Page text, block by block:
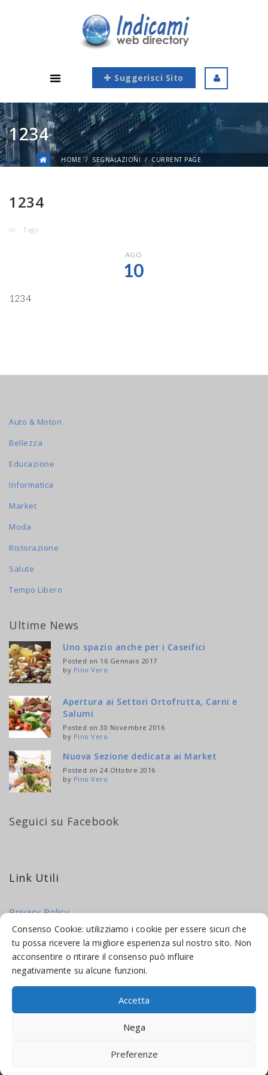
Consenso Cookie: utilizziamo i cookie per essere sicuri che
tu possa ricevere la migliore esperienza sul nostro sito. Non
acconsentire o ritirare il consenso può influire
negativamente su alcune funzioni.
Accetta
Nega
Preferenze
Suggerisci Sito
1234
HOME SEGNALAZIONI CURRENT PAGE
1234
in Tags
AGO
10
1234
Auto & Motori
Bellezza
Educazione
Informatica
Market
Moda
Ristorazione
Salute
Tempo Libero
Ultime News
Uno spazio anche per i Caseifici
Posted on 16 Gennaio 2017
by Pino Vero
Apertura ai Settori Ortofrutta, Carni e
Salumi
Posted on 30 Novembre 2016
by Pino Vero
Nuova Sezione dedicata ai Market
Posted on 24 Ottobre 2016
by Pino Vero
Seguici su Facebook
Link Utili
Privacy Policy
Cookie Policy
MADE WEB SOLUTIONS